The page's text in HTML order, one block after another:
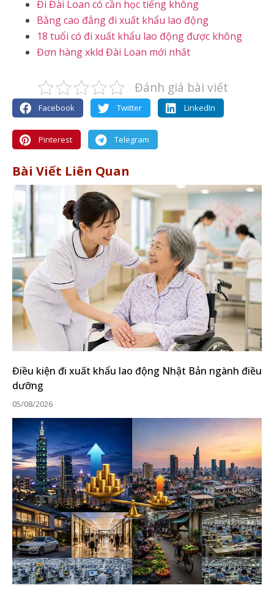
Đi Đài Loan có cần học tiếng không
Bằng cao đẳng đi xuất khẩu lao động
18 tuổi có đi xuất khẩu lao động được không
Đơn hàng xkld Đài Loan mới nhất
Đánh giá bài viết
Facebook Twitter LinkedIn
Pinterest Telegram
Bài Viết Liên Quan
Điều kiện đi xuất khẩu lao động Nhật Bản ngành điều
dưỡng
05/08/2026